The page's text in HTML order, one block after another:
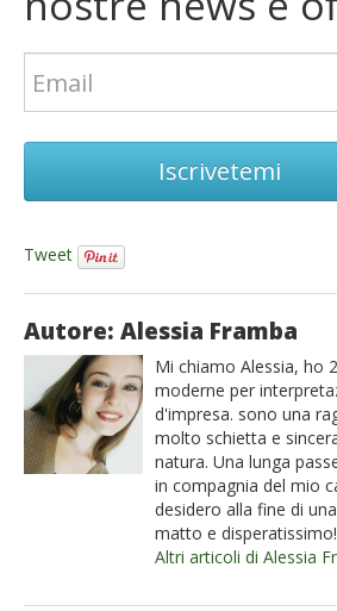
Iscrivetemi
Tweet
Autore: Alessia Framba
Mi chiamo Alessia, ho
moderne per
d'impresa. sono una
molto schietta e
natura. Una lunga
in compagnia del mio
desidero alla fine di
matto e disperatissimo!
Altri articoli di Alessia